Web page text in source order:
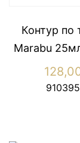
Контур по
Marabu